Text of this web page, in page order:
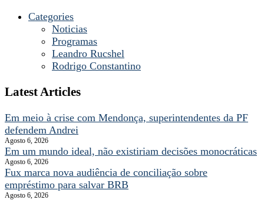
Categories
Noticias
Programas
Leandro Rucshel
Rodrigo Constantino
Latest Articles
Em meio à crise com Mendonça, superintendentes da PF
defendem Andrei
Agosto 6, 2026
Em um mundo ideal, não existiriam decisões monocráticas
Agosto 6, 2026
Fux marca nova audiência de conciliação sobre
empréstimo para salvar BRB
Agosto 6, 2026